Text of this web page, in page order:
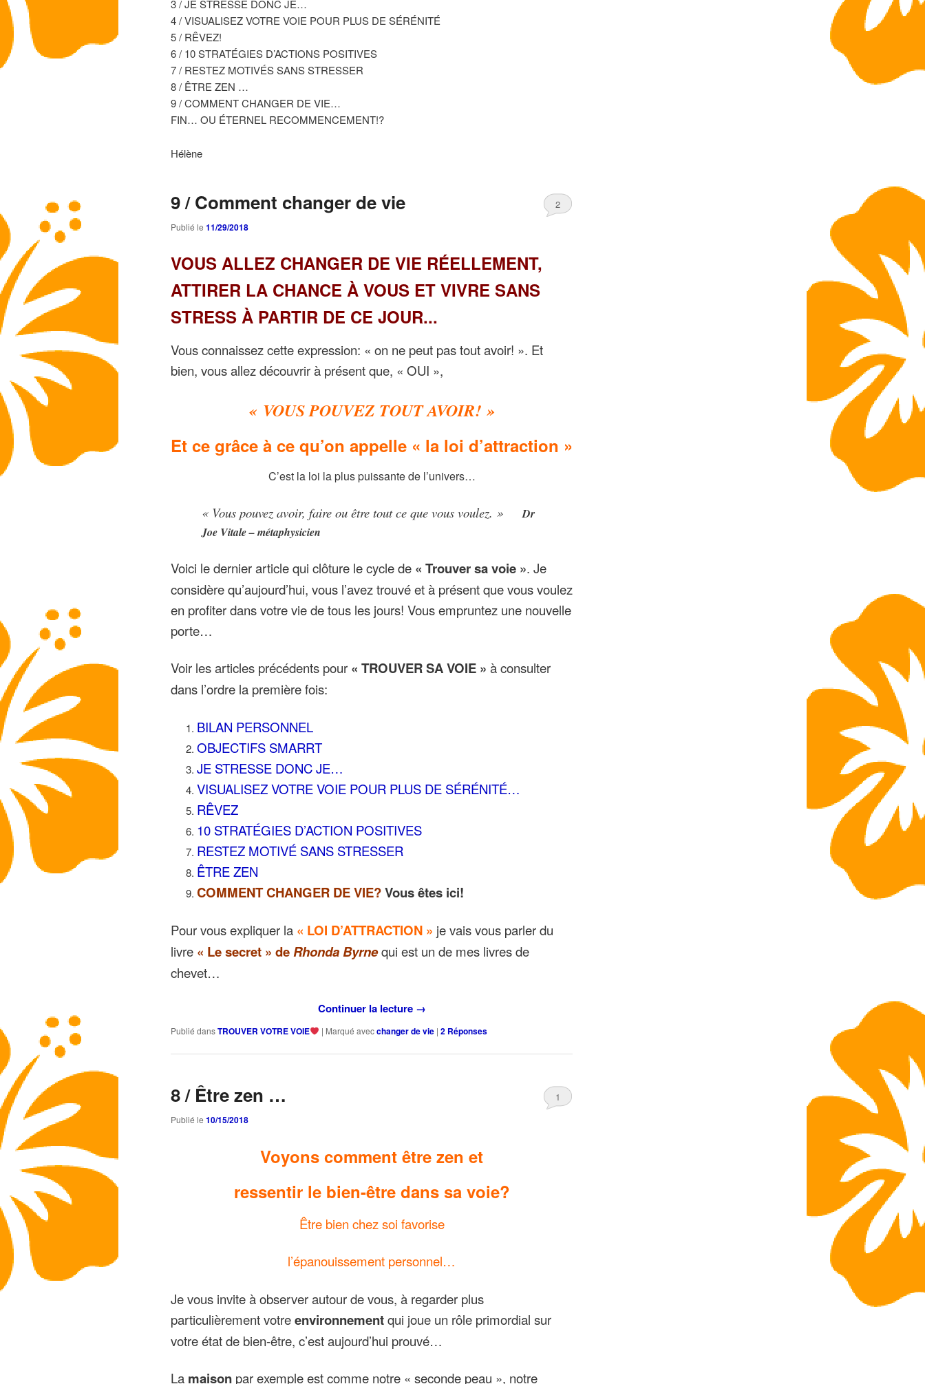
3 / JE STRESSE DONC JE…
4 / VISUALISEZ VOTRE VOIE POUR PLUS DE SÉRÉNITÉ
5 / RÊVEZ!
6 / 10 STRATÉGIES D’ACTIONS POSITIVES
7 / RESTEZ MOTIVÉS SANS STRESSER
8 / ÊTRE ZEN …
9 / COMMENT CHANGER DE VIE…
FIN… OU ÉTERNEL RECOMMENCEMENT!?
Hélène
9 / Comment changer de vie
Publié le 11/29/2018
2
VOUS ALLEZ CHANGER DE VIE RÉELLEMENT,
ATTIRER LA CHANCE À VOUS ET VIVRE SANS
STRESS À PARTIR DE CE JOUR...
Vous connaissez cette expression: « on ne peut pas tout avoir! ». Et
bien, vous allez découvrir à présent que, « OUI »,
« VOUS POUVEZ TOUT AVOIR! »
Et ce grâce à ce qu’on appelle « la loi d’attraction »
C’est la loi la plus puissante de l’univers…
« Vous pouvez avoir, faire ou être tout ce que vous voulez. » Dr
Joe Vitale – métaphysicien
Voici le dernier article qui clôture le cycle de « Trouver sa voie ». Je
considère qu’aujourd’hui, vous l’avez trouvé et à présent que vous voulez
en profiter dans votre vie de tous les jours! Vous empruntez une nouvelle
porte…
Voir les articles précédents pour « TROUVER SA VOIE » à consulter
dans l’ordre la première fois:
BILAN PERSONNEL
OBJECTIFS SMARRT
JE STRESSE DONC JE…
VISUALISEZ VOTRE VOIE POUR PLUS DE SÉRÉNITÉ…
RÊVEZ
10 STRATÉGIES D’ACTION POSITIVES
RESTEZ MOTIVÉ SANS STRESSER
ÊTRE ZEN
COMMENT CHANGER DE VIE? Vous êtes ici!
Pour vous expliquer la « LOI D’ATTRACTION » je vais vous parler du
livre « Le secret » deRhonda Byrnequi est un de mes livres de
chevet…
Continuer la lecture →
Publié dansTROUVER VOTRE VOIE | Marqué avecchanger de vie | 2Réponses
8 / Être zen …
Publié le 10/15/2018
1
Voyons comment être zen et
ressentir le bien-être dans sa voie?
Être bien chez soi favorise
l’épanouissement personnel…
Je vous invite à observer autour de vous, à regarder plus
particulièrement votreenvironnementqui joue un rôle primordial sur
votre état de bien-être, c’est aujourd’hui prouvé…
La maison par exemple est comme notre « seconde peau », notre